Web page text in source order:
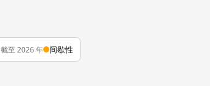
截至 2026 年 间歇性